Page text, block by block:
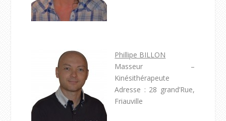
Phillipe BILLON
Masseur –
Kinésithérapeute
Adresse : 28 grand’Rue,
Friauville